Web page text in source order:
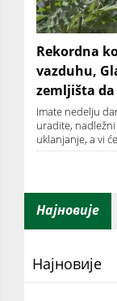
Rekordna
vazduhu,
zemljišta
Imate nedelju
uradite,
uklanjanje, a vi
Најновије
Најновије